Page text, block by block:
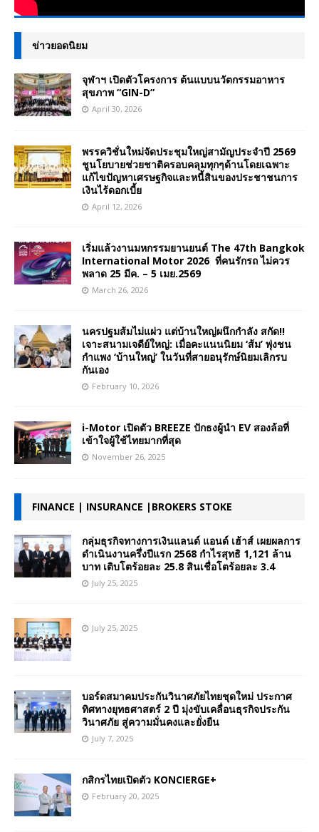
ข่าวยอดนิยม
จุฬาฯ เปิดตัวโครงการ ต้นแบบนวัตกรรมอาหาร
สุขภาพ “GIN-D”
April 30, 2026
พรรควิชั่นใหม่จัดประชุมใหญ่สามัญประจำปี 2569
ชูนโยบายช่วยชาติครอบคลุมทุกๆด้านโดยเฉพาะ
แก้ไขปัญหาเศรษฐกิจและหนี้สินของประชาชนการ
เงินไร้ดอกเบี้ย
April 12, 2026
เริ่มแล้วงานมหกรรมยานยนต์ The 47th Bangkok
International Motor 2026 ที่คนรักรถ ไม่ควร
พลาด 25 มีค. – 5 เมย.2569
March 26, 2026
นครปฐมส้มไม่แผ่ว แต่บ้านใหญ่ผนึกกำลัง สกัด!!
เจาะสนามเจดีย์ใหญ่: เมื่อคะแนนนิยม ‘ส้ม’ พุ่งชน
กำแพง ‘บ้านใหญ่’ ในวันที่สายอนุรักษ์นิยมเลิกรบ
กันเอง
February 10, 2026
i-Motor เปิดตัว BREEZE ปักธงผู้นำ EV สองล้อที่
เข้าใจผู้ใช้ไทยมากที่สุด
November 26, 2025
FINANCE | INSURANCE |BROKERS STOKE
กลุ่มธุรกิจทางการเงินแลนด์ แอนด์ เฮ้าส์ เผยผลการ
ดำเนินงานครึ่งปีแรก 2568 กำไรสุทธิ 1,121 ล้าน
บาท เติบโตร้อยละ 25.8 สินเชื่อโตร้อยละ 3.4
July 25, 2025
July 25, 2025
บอร์ดสมาคมประกันวินาศภัยไทยชุดใหม่ ประกาศ
ทิศทางยุทธศาสตร์ 2 ปี มุ่งขับเคลื่อนธุรกิจประกัน
วินาศภัย สู่ความมั่นคงและยั่งยืน
July 7, 2025
กสิกรไทยเปิดตัว KONCIERGE+
February 20, 2025